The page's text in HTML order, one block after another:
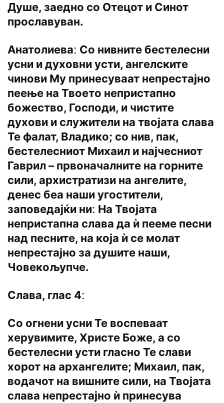
Душе, заедно со Отецот и Синот
прославуван.
Анатолиеваː Со нивните бестелесни
усни и духовни усти, ангелските
чинови Му принесуваат непрестајно
пеење на Твоето непристапно
божество, Господи, и чистите
духови и служители на твојата слава
Те фалат, Владико; со нив, пак,
бестелесниот Михаил и најчесниот
Гаврил – првоначалните на горните
сили, архистратизи на ангелите,
денес беа наши угостители,
заповедајќи ниː На Твојата
непристапна слава да ѝ пееме песни
над песните, на која ѝ се молат
непрестајно за душите наши,
Човекољупче.
Слава, глас 4ː
Со огнени усни Те воспеваат
херувимите, Христе Боже, а со
бестелесни усти гласно Те слави
хорот на архангелите; Михаил, пак,
водачот на вишните сили, на Твојата
слава непрестајно ѝ принесува